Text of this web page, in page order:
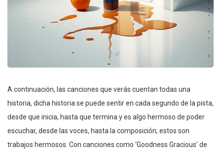
A continuación, las canciones que verás cuentan todas una
historia, dicha historia se puede sentir en cada segundo de la pista,
desde que inicia, hasta que termina y es algo hermoso de poder
escuchar, desde las voces, hasta la composición; estos son
trabajos hermosos. Con canciones como ‘Goodness Gracious’ de